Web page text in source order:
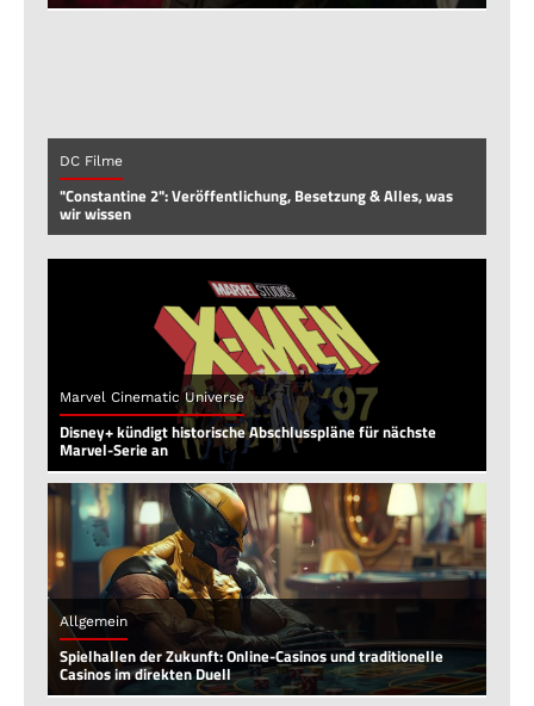
DC Filme
"Constantine 2": Veröffentlichung, Besetzung & Alles, was
wir wissen
Marvel Cinematic Universe
Disney+ kündigt historische Abschlusspläne für nächste
Marvel-Serie an
Allgemein
Spielhallen der Zukunft: Online-Casinos und traditionelle
Casinos im direkten Duell